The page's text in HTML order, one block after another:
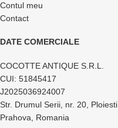
Contul meu
Contact
DATE COMERCIALE
COCOTTE ANTIQUE S.R.L.
CUI: 51845417
J2025036924007
Str. Drumul Serii, nr. 20, Ploiesti
Prahova, Romania